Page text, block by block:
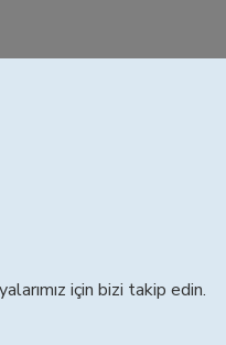
için bizi takip edin.